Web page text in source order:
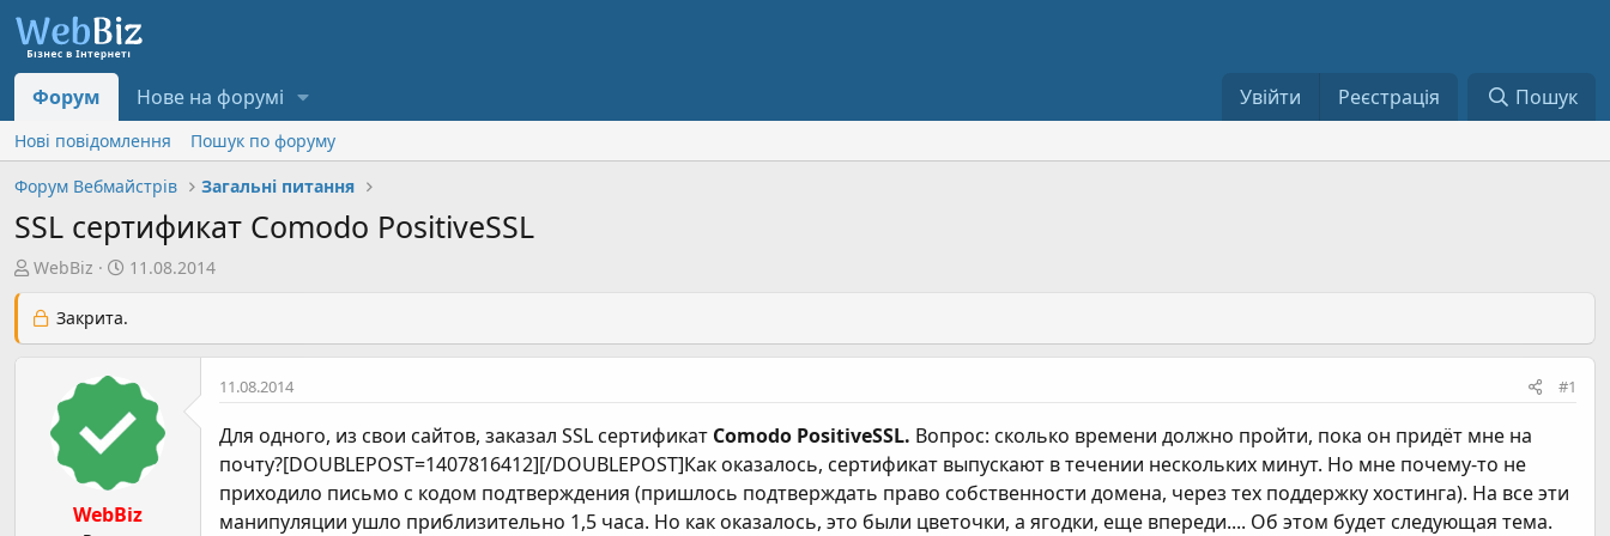
Форум Нове на форумі Увійти Реєстрація Пошук
Нові повідомлення
Пошук по форуму
Форум Вебмайстрів
Загальні питання
SSL сертификат Comodo PositiveSSL
А
т
о
WebBiz
Д
а
т
в
н
11.08.2014
Закрита.
WebBiz
11.08.2014 #1
Для одного, из свои сайтов, заказал SSL сертификат Comodo PositiveSSL. Вопрос: сколько времени должно пройти, пока он придёт мне на
почту?[DOUBLEPOST=1407816412][/DOUBLEPOST]Как оказалось, сертификат выпускают в течении нескольких минут. Но мне почему-то не
приходило письмо с кодом подтверждения (пришлось подтверждать право собственности домена, через тех поддержку хостинга). На все эти
манипуляции ушло приблизительно 1,5 часа. Но как оказалось, это были цветочки, а ягодки, еще впереди.... Об этом будет следующая тема.